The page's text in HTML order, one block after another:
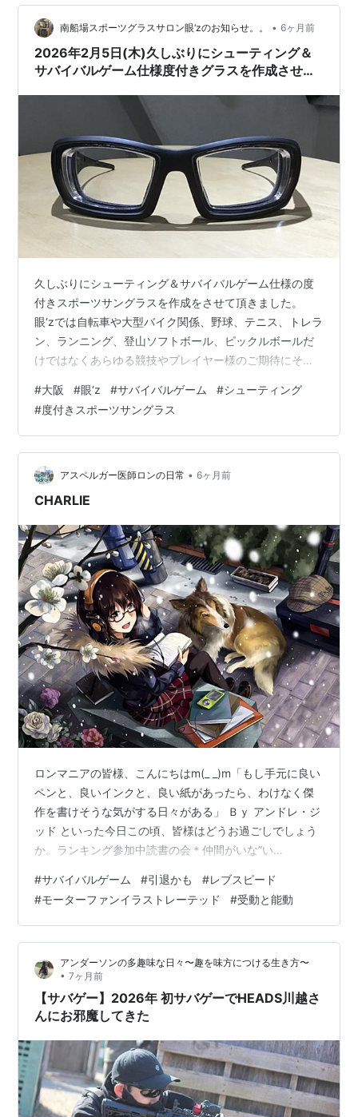
古典的には「書き言葉を正しく読んだり書いたりできる
能力」と言う限定的に用いられる時…
南船場スポーツグラスサロン眼‘zのお知らせ。。 • 6ヶ月前
2026年2月5日(木)久しぶりにシューティング＆
サバイバルゲーム仕様度付きグラスを作成させて
久しぶりにシューティング＆サバイバルゲーム仕様の度
付きスポーツサングラスを作成をさせて頂きました。
眼‘zでは自転車や大型バイク関係、野球、テニス、トレラ
ン、ランニング、登山ソフトボール、ピックルボールだ
けではなくあらゆる競技やプレイヤー様のご期待にそう
く聞いた事がない競技やスポーツは流石に色々とお聞か
せ頂かないと作成はできませんが大概は問題は無いと思
います。ご予約の際に事前にお申し付け頂きましたら幸
いです。 お問い合わせ06-6251-5504 さて、2026年2月
5日(木)の南船場スポーツグラスサロン眼’zはお昼12時〜
20時まで営業をさ…
#大阪 #眼‘z #サバイバルゲーム #シューティング
#度付きスポーツサングラス
アスペルガー医師ロンの日常 • 6ヶ月前
CHARLIE
ロンマニアの皆様、こんにちはm(_ _)m「もし手元に良い
ペンと、良いインクと、良い紙があったら、わけなく傑
作を書けそうな気がする日々がある」 Ｂｙ アンドレ・ジ
ッド といった今日この頃、皆様はどうお過ごしでしょう
か。ランキング参加中読書の会＊仲間がいな”い
にサバゲーには行ってなかったりするのである(￣▽￣;)
昨年はゴールデンウイークとその10月末の、計２回しか
サバゲー行ってないのである。何故そうなったかって、
やっぱ「ワタクシ自身も戦友達も互いにサバゲーに来な
くなったから」だと思うのである： 若い頃は体力も時間
も有り余ってたので、週末は大勢…
#サバイバルゲーム #引退かも #レブスピード
#モーターファンイラストレーテッド #受動と能動
アンダーソンの多趣味な日々〜趣を味方につける生き方〜
• 7ヶ月前
【サバゲー】2026年 初サバゲーでHEADS川越さ
んにお邪魔してきた